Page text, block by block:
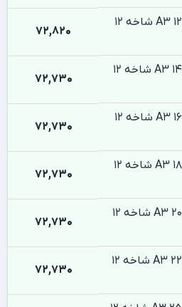
میلگرد آجدار آریان فولاد 12 A3 شاخه 12
72,820
میلگرد آجدار آریان فولاد 14 A3 شاخه 12
72,730
میلگرد آجدار آریان فولاد 16 A3 شاخه 12
72,730
میلگرد آجدار آریان فولاد 18 A3 شاخه 12
72,730
میلگرد آجدار آریان فولاد 20 A3 شاخه 12
72,730
میلگرد آجدار آریان فولاد 22 A3 شاخه 12
72,730